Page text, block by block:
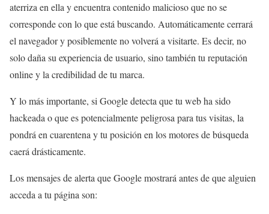
aterriza en ella y encuentra contenido malicioso que no se
corresponde con lo que está buscando. Automáticamente cerrará
el navegador y posiblemente no volverá a visitarte. Es decir, no
solo daña su experiencia de usuario, sino también tu reputación
online y la credibilidad de tu marca.
Y lo más importante, si Google detecta que tu web ha sido
hackeada o que es potencialmente peligrosa para tus visitas, la
pondrá en cuarentena y tu posición en los motores de búsqueda
caerá drásticamente.
Los mensajes de alerta que Google mostrará antes de que alguien
acceda a tu página son: